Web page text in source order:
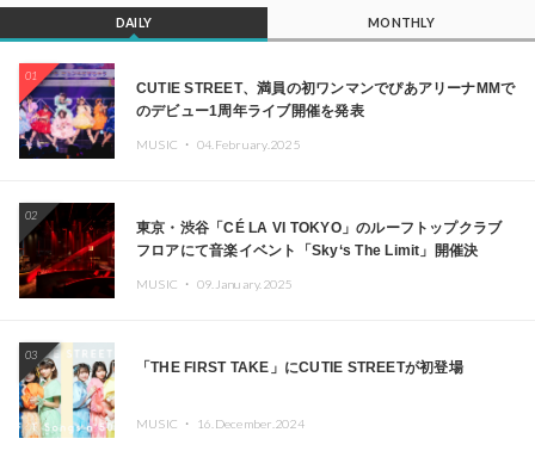
DAILY MONTHLY
01
CUTIE STREET、満員の初ワンマンでぴあアリーナMMで
のデビュー1周年ライブ開催を発表
MUSIC ・ 04.February.2025
02
東京・渋谷「CÉ LA VI TOKYO」のルーフトップクラブ
フロアにて音楽イベント「Sky‘s The Limit」開催決
Kza（FORCE OF NATURE）ら日本を代表するDJ・クリ
MUSIC ・ 09.January.2025
03
「THE FIRST TAKE」にCUTIE STREETが初登場
MUSIC ・ 16.December.2024